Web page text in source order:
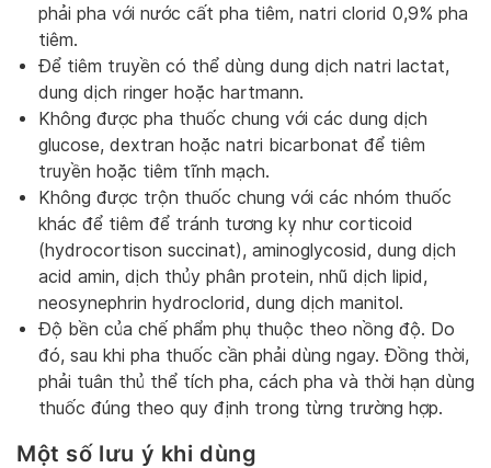
phải pha với nước cất pha tiêm, natri clorid 0,9% pha
tiêm.
Để tiêm truyền có thể dùng dung dịch natri lactat,
dung dịch ringer hoặc hartmann.
Không được pha thuốc chung với các dung dịch
glucose, dextran hoặc natri bicarbonat để tiêm
truyền hoặc tiêm tĩnh mạch.
Không được trộn thuốc chung với các nhóm thuốc
khác để tiêm để tránh tương kỵ như corticoid
(hydrocortison succinat), aminoglycosid, dung dịch
acid amin, dịch thủy phân protein, nhũ dịch lipid,
neosynephrin hydroclorid, dung dịch manitol.
Độ bền của chế phẩm phụ thuộc theo nồng độ. Do
đó, sau khi pha thuốc cần phải dùng ngay. Đồng thời,
phải tuân thủ thể tích pha, cách pha và thời hạn dùng
thuốc đúng theo quy định trong từng trường hợp.
Một số lưu ý khi dùng